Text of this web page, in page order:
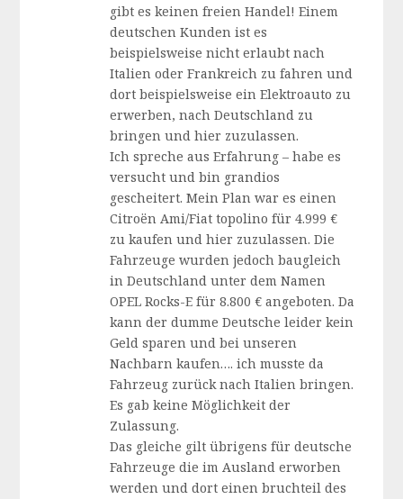
gibt es keinen freien Handel! Einem
deutschen Kunden ist es
beispielsweise nicht erlaubt nach
Italien oder Frankreich zu fahren und
dort beispielsweise ein Elektroauto zu
erwerben, nach Deutschland zu
bringen und hier zuzulassen.
Ich spreche aus Erfahrung – habe es
versucht und bin grandios
gescheitert. Mein Plan war es einen
Citroën Ami/Fiat topolino für 4.999 €
zu kaufen und hier zuzulassen. Die
Fahrzeuge wurden jedoch baugleich
in Deutschland unter dem Namen
OPEL Rocks-E für 8.800 € angeboten. Da
kann der dumme Deutsche leider kein
Geld sparen und bei unseren
Nachbarn kaufen…. ich musste da
Fahrzeug zurück nach Italien bringen.
Es gab keine Möglichkeit der
Zulassung.
Das gleiche gilt übrigens für deutsche
Fahrzeuge die im Ausland erworben
werden und dort einen bruchteil des